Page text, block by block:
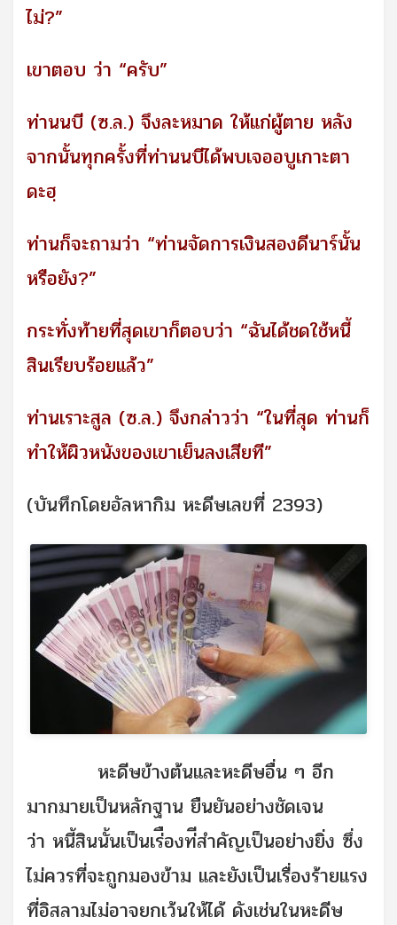
ไม่?”
เขาตอบ ว่า “ครับ”
ท่านนบี (ซ.ล.) จึงละหมาด ให้แก่ผู้ตาย หลัง
จากนั้นทุกครั้งที่ท่านนบีได้พบเจออบูเกาะตา
ดะฮฺ
ท่านก็จะถามว่า “ท่านจัดการเงินสองดีนาร์นั้น
หรือยัง?”
กระทั่งท้ายที่สุดเขาก็ตอบว่า “ฉันได้ชดใช้หนี้
สินเรียบร้อยแล้ว”
ท่านเราะสูล (ซ.ล.) จึงกล่าวว่า “ในที่สุด ท่านก็
ทำให้ผิวหนังของเขาเย็นลงเสียที”
(บันทึกโดยอัลหากิม หะดีษเลขที่ 2393)
หะดีษข้างต้นและหะดีษอื่น ๆ อีก
มากมายเป็นหลักฐาน ยืนยันอย่างชัดเจน
ว่า หนี้สินนั้นเป็นเร่ืองท่ีสำคัญเป็นอย่างยิ่ง ซึ่ง
ไม่ควรที่จะถูกมองข้าม และยังเป็นเรื่องร้ายแรง
ที่อิสลามไม่อาจยกเว้นให้ได้ ดังเช่นในหะดีษ